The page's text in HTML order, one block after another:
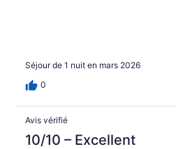
Séjour de 1 nuit en mars 2026
0
Avis vérifié
10/10 – Excellent